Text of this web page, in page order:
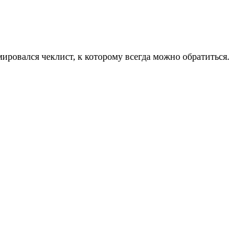
чеклист, к которому всегда можно обратиться.